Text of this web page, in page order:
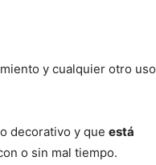
y cualquier otro uso
decorativo y que está
o sin mal tiempo.